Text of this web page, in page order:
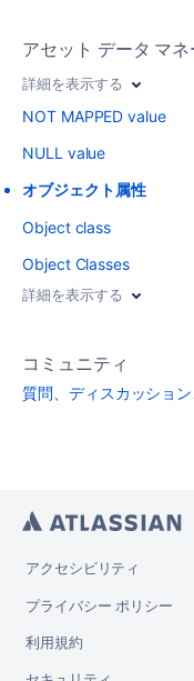
アセット データ マ
詳細を表示する
NOT MAPPED value
NULL value
オブジェクト属性
Object class
Object Classes
詳細を表示する
コミュニティ
質問、ディスカッショ
アクセシビリティ
プライバシー ポリシー
利用規約